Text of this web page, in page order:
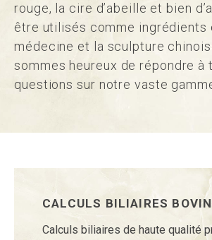
rouge, la cire d’abeille et bien
être utilisés comme ingrédients
médecine et la sculpture
sommes heureux de répondre à
questions sur notre vaste
CALCULS BILIAIRES
Calculs biliaires de haute qualité